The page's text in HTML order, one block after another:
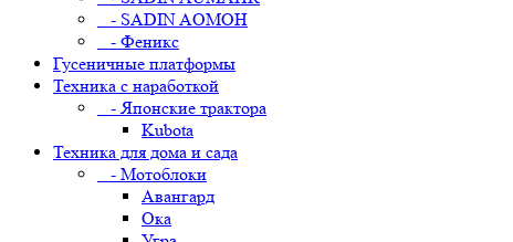
- SADIN AOMOH
- Феникс
Гусеничные платформы
Техника с наработкой
- Японские трактора
Kubota
Техника для дома и сада
- Мотоблоки
Авангард
Ока